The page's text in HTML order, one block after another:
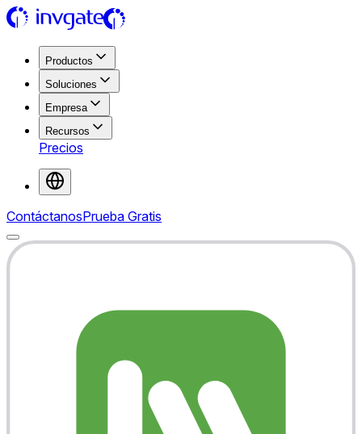
Productos
Soluciones
Empresa
Recursos
Precios
ContáctanosPrueba Gratis